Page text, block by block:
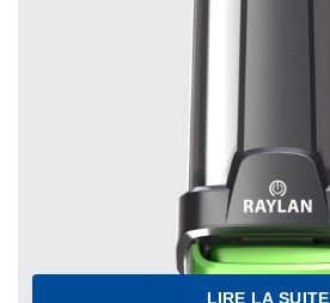
LIRE LA SUITE